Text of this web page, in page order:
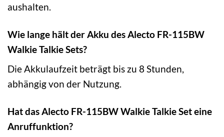
aushalten.
Wie lange hält der Akku des Alecto FR-115BW
Walkie Talkie Sets?
Die Akkulaufzeit beträgt bis zu 8 Stunden,
abhängig von der Nutzung.
Hat das Alecto FR-115BW Walkie Talkie Set eine
Anruffunktion?